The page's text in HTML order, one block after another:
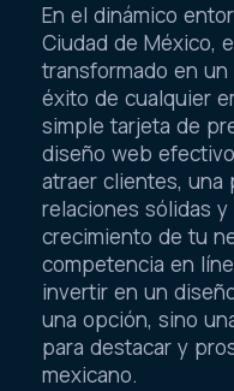
En el dinámico
Ciudad de México,
transformado en
éxito de cualquier
simple tarjeta de
diseño web
atraer clientes, una
relaciones sólidas
crecimiento de tu
competencia en
invertir en un
una opción, sino
para destacar y
mexicano.